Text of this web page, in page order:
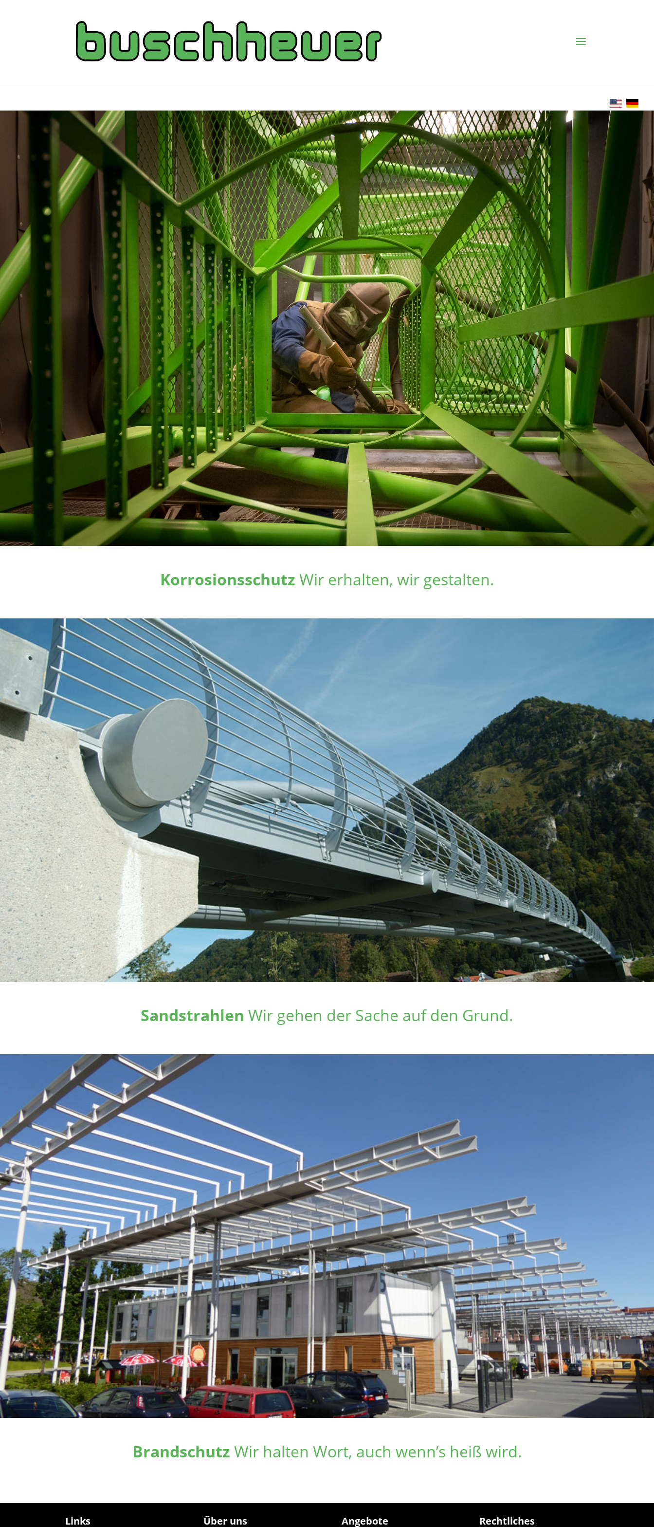
Korrosionsschutz Wir erhalten, wir gestalten.
Sandstrahlen Wir gehen der Sache auf den Grund.
Brandschutz Wir halten Wort, auch wenn’s heiß wird.
Links Über uns Angebote Rechtliches